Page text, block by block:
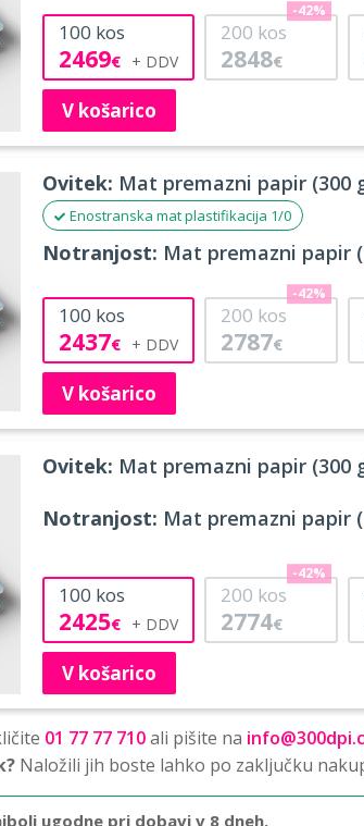
100 kos
2469€
200 kos
2848€
-42%
V košarico
Ovitek: Mat premazni papir (300
Enostranska mat plastifikacija 1/0
Notranjost: Mat premazni papir
100 kos
2437€
200 kos
2787€
-42%
V košarico
Ovitek: Mat premazni papir (300
Notranjost: Mat premazni papir
100 kos
2425€
200 kos
2774€
-42%
V košarico
01 77 77 710ali pišite na
Naložili jih boste lahko po zaključku
ugodne pri dobavi v 8 dneh.